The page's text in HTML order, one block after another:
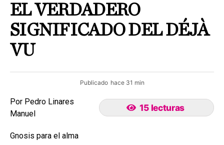
EL VERDADERO
SIGNIFICADO DEL DÉJÀ
VU
Publicado hace 31 min
15 lecturas
Por Pedro Linares
Manuel
Gnosis para el alma